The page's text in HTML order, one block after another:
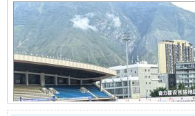
阿坝州三大球赛在茂县开幕